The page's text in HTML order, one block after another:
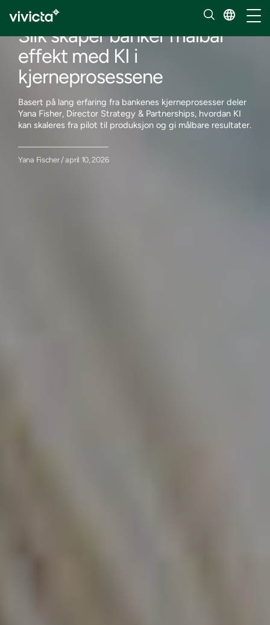
Slik skaper banker målbar
effekt med KI i
kjerneprosessene
Basert på lang erfaring fra bankenes kjerneprosesser deler
Yana Fisher, Director Strategy & Partnerships, hvordan KI
kan skaleres fra pilot til produksjon og gi målbare resultater.
Yana Fischer / april 10, 2026